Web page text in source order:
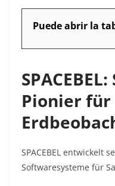
Puede abrir la
Pionier für
SPACEBEL entwickelt
Softwaresysteme für